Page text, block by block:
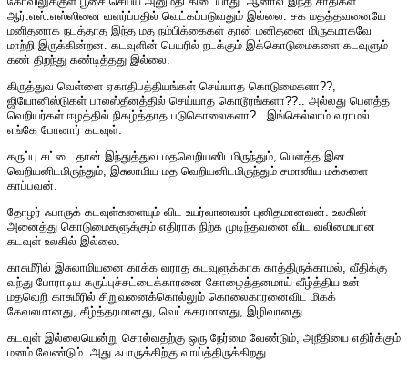
ஆர்.எஸ்.எஸ்ஸினை வளர்ப்பதில் வெட்கப்படுவதும் இல்லை. சக மதத்தவனையே
மனிதனாக நடத்தாத இந்த மத நம்பிக்கைகள் தான் மனிதனை மிருகமாகவே
மாற்றி இருக்கின்றன. கடவுளின் பெயரில் நடக்கும் இக்கொடுமைகளை கடவுளும்
கண் திறந்து கண்டித்தது இல்லை.
கிருத்துவ வெள்ளை ஏகாதிபத்தியங்கள் செய்யாத கொடுமைகளா??,
ஜியோனிஸ்டுகள் பாலஸ்தீனத்தில் செய்யாத கொடூரங்களா??.. அல்லது பெளத்த
வெறியர்கள் ஈழத்தில் நிகழ்த்தாத படுகொலைகளா?.. இங்கெல்லாம் வராமல்
எங்கே போனார் கடவுள்.
கருப்பு சட்டை தான் இந்துத்துவ மதவெறியனிடமிருந்தும், பெளத்த இன
வெறியனிடமிருந்தும், இசுலாமிய மத வெறியனிடமிருந்தும் சமானிய மக்களை
காப்பவன்.
தோழர் ஃபாருக் கடவுள்களையும் விட உயர்வானவன் புனிதமானவன். உலகின்
அனைத்து கொடுமைகளுக்கும் எதிராக நிற்க முடிந்தவனை விட வலிமையான
கடவுள் உலகில் இல்லை.
காசுமீரில் இசுலாமியனை காக்க வராத கடவுளுக்காக காத்திருக்காமல், வீதிக்கு
வந்து போராடிய கருப்புச்சட்டைக்காரனை கோழைத்தனமாய் வீழ்த்திய உன்
மதவெறி காசுமீரில் சிறுவனைக்கொல்லும் கொலைகாரனைவிட மிகக்
கேவலமானது, கீழ்த்தரமானது, வெட்ககரமானது, இழிவானது.
கடவுள் இல்லையென்று சொல்வதற்கு ஒரு நேர்மை வேண்டும், அநீதியை எதிர்க்கும்
மனம் வேண்டும். அது ஃபாருக்கிற்கு வாய்த்திருக்கிறது.